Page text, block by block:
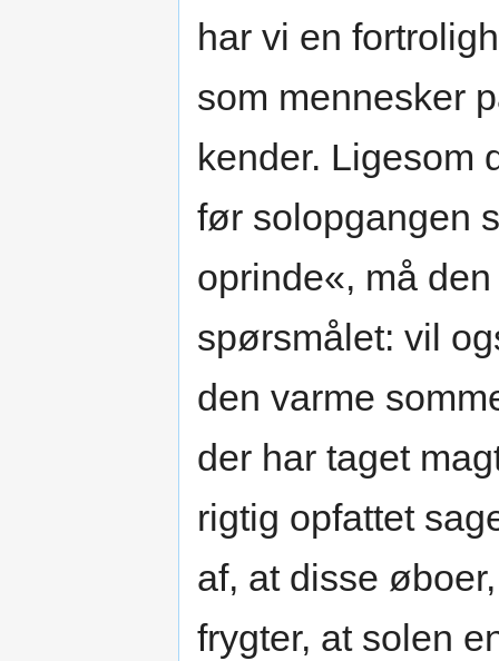
har vi en
som mennesker
kender. Ligesom
før solopgangen
oprinde«, må
spørsmålet: vil
den varme
der har taget
rigtig opfattet
af, at disse
frygter, at solen